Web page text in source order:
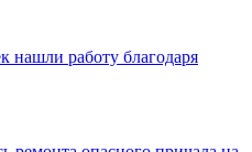
нашли работу благодаря